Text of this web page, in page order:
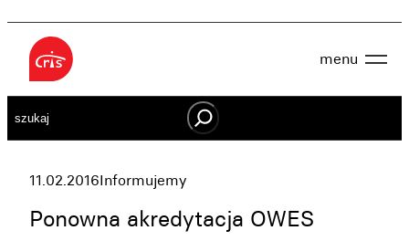
Przejdź
treści
menu
Aktualności
Wspieraj nas
OWES
Oferta
Szukaj
11.02.2016Informujemy
Ponowna akredytacja OWES